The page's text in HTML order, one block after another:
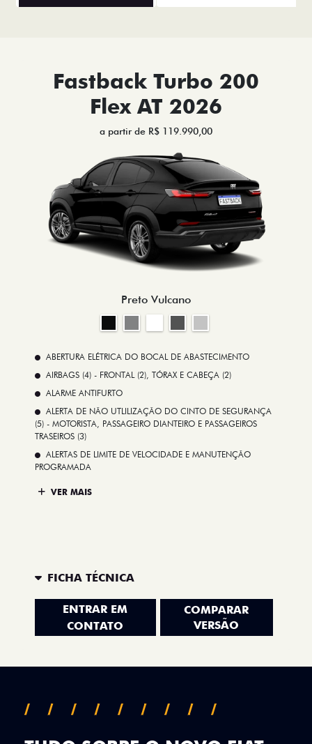
Fastback Turbo 200
Flex AT 2026
a partir de R$ 119.990,00
Preto Vulcano
ABERTURA ELÉTRICA DO BOCAL DE ABASTECIMENTO
AIRBAGS (4) - FRONTAL (2), TÓRAX E CABEÇA (2)
ALARME ANTIFURTO
ALERTA DE NÃO UTLILIZAÇÃO DO CINTO DE SEGURANÇA
(5) - MOTORISTA, PASSAGEIRO DIANTEIRO E PASSAGEIROS
TRASEIROS (3)
ALERTAS DE LIMITE DE VELOCIDADE E MANUTENÇÃO
PROGRAMADA
VER MAIS
FICHA TÉCNICA
ENTRAR EM
CONTATO
COMPARAR
VERSÃO